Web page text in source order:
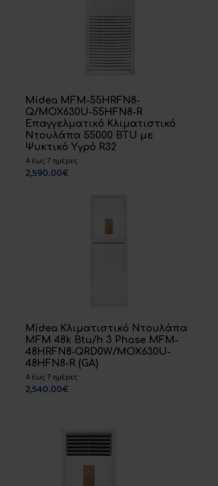
Midea MFM-55HRFN8-
Q/MOX630U-55HFN8-R
Επαγγελματικό Κλιματιστικό
Ντουλάπα 55000 BTU με
Ψυκτικό Υγρό R32
4 έως 7 ημέρες
2,590.00€
Midea Κλιματιστικό Ντουλάπα
MFM 48k Btu/h 3 Phase MFM-
48HRFN8-QRD0W/MOX630U-
48HFN8-R (GA)
4 έως 7 ημέρες
2,540.00€